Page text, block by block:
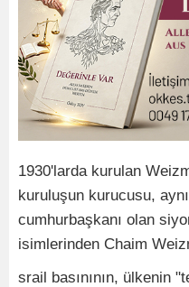
1930'larda kurulan
kuruluşun kurucusu,
cumhurbaşkanı olan
isimlerinden Chaim
srail basınının, ülkenin